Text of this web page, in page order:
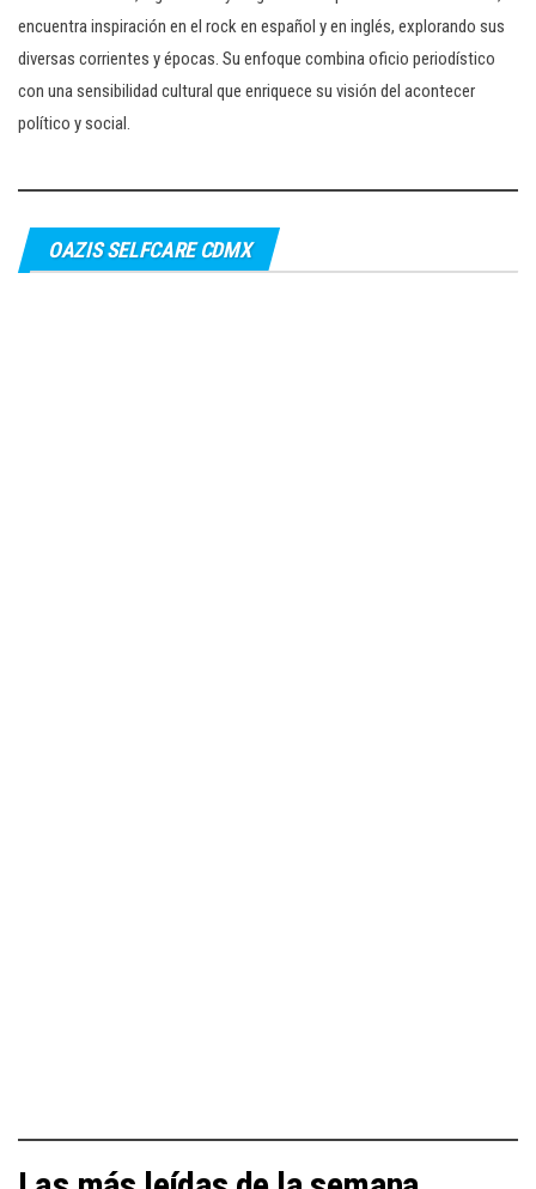
encuentra inspiración en el rock en español y en inglés, explorando sus
diversas corrientes y épocas. Su enfoque combina oficio periodístico
con una sensibilidad cultural que enriquece su visión del acontecer
político y social.
OAZIS SELFCARE CDMX